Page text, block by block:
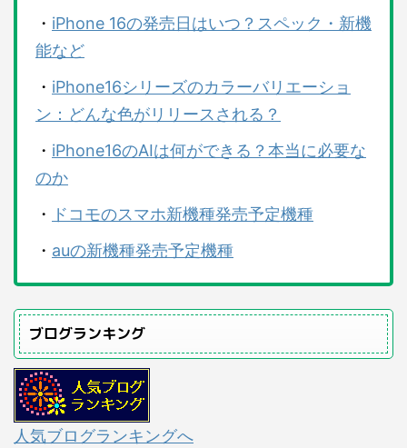
・ iPhone 16の発売日はいつ？スペック・新機
能など
・ iPhone16シリーズのカラーバリエーショ
ン：どんな色がリリースされる？
・ iPhone16のAIは何ができる？本当に必要な
のか
・
ドコモのスマホ新機種発売予定機種
・ auの新機種発売予定機種
ブログランキング
人気ブログランキングへ